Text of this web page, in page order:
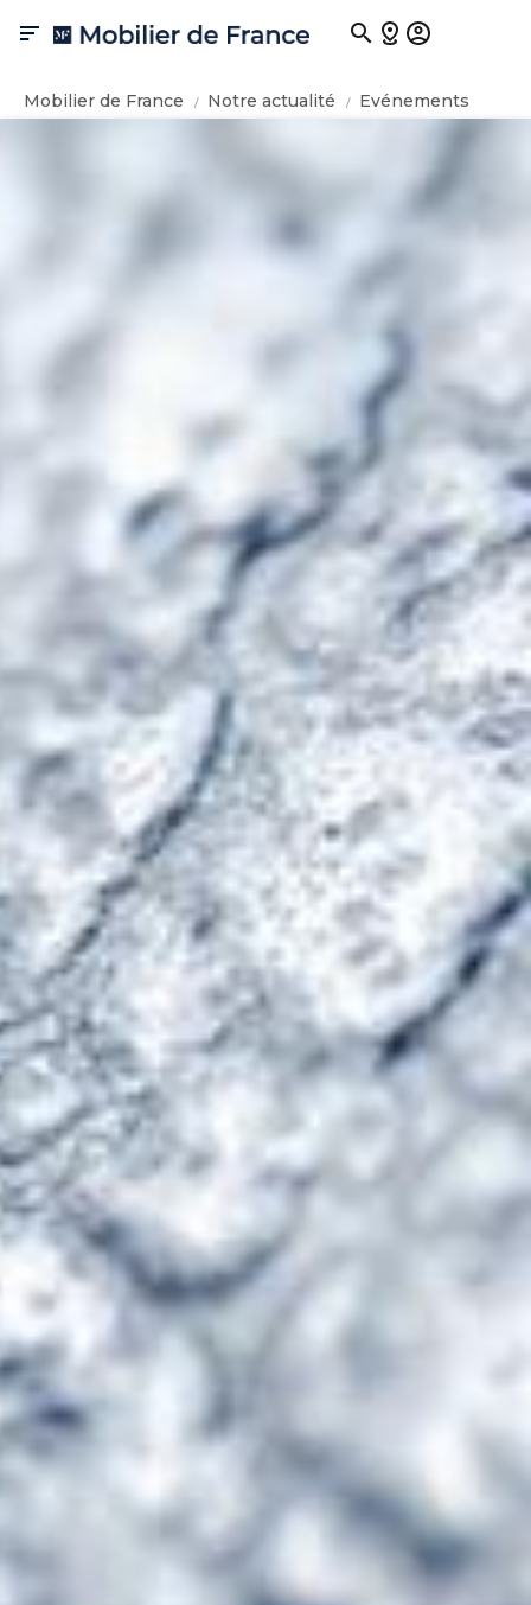

Mobilier de France Notre actualité Evénements